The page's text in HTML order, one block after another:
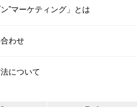
”マーケティング」とは
わせ
について